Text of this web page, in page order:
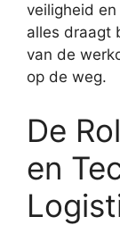
veiligheid
alles draagt
van de
op de weg.
De
en